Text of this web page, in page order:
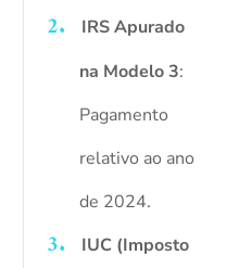
IRS Apurado
na Modelo 3:
Pagamento
relativo ao ano
de 2024.
IUC (Imposto